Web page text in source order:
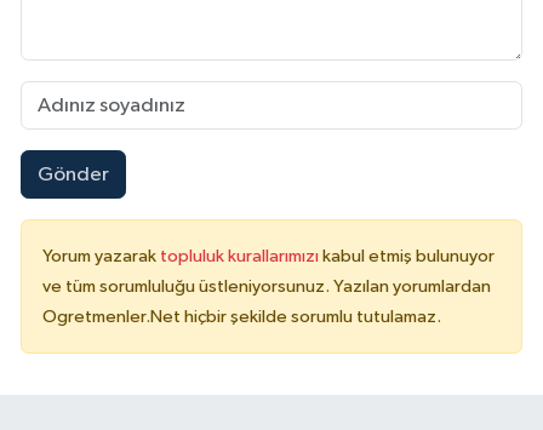
Gönder
Yorum yazarak topluluk kurallarımızı kabul etmiş bulunuyor
ve tüm sorumluluğu üstleniyorsunuz. Yazılan yorumlardan
Ogretmenler.Net hiçbir şekilde sorumlu tutulamaz.